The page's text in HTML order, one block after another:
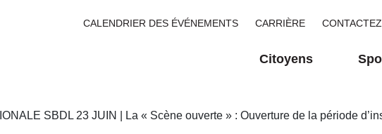
CALENDRIER DES ÉVÉNEMENTS CARRIÈRE
Citoyens
SBDL 23 JUIN | La « Scène ouverte » : Ouverture de la période